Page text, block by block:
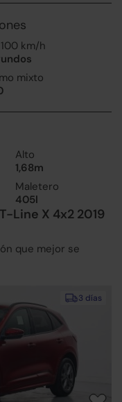
km/h
mixto
Alto
1,68m
Maletero
405l
Line X 4x2 2019
que mejor se
3 días